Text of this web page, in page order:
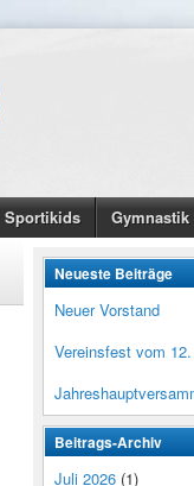
Sportikids
Neueste Beiträge
Neuer Vorstand
Vereinsfest vom
Beitrags-Archiv
Juli 2026 (1)